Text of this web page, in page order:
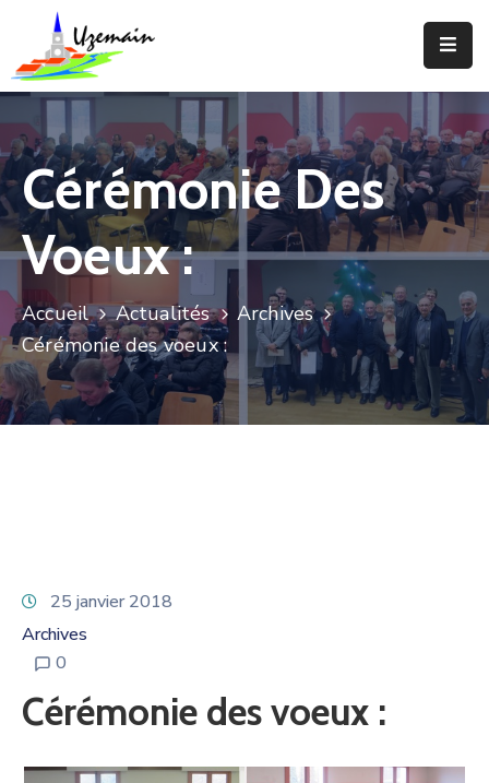
Actualités
Agenda
Votre
Commune
Votre
Services
Vie
Locale
Cérémonie Des
Voeux :
Accueil Actualités
Archives
Cérémonie des voeux :
25 janvier 2018
Archives
0
Cérémonie des voeux :